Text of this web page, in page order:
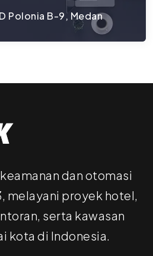
Polonia B-9, Medan
dan otomasi
melayani proyek hotel,
serta kawasan
kota di Indonesia.